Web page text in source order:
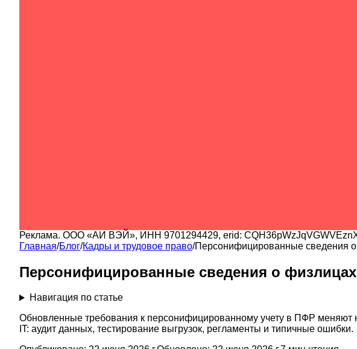
Реклама. ООО «АИ ВЭЙ», ИНН 9701294429, erid:
Главная/Блог/Кадры и трудовое право/Персонифицированные сведения
Персонифицированные сведения о
Навигация по статье
Обновленные требования к персонифицированному учету в ПФР меняют
IT: аудит данных, тестирование выгрузок, регламенты и типичные ошибки.